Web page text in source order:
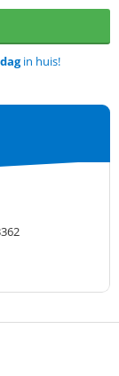
in huis!